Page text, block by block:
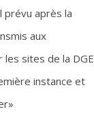
prévu après la
aux
sites de la DGE
instance et